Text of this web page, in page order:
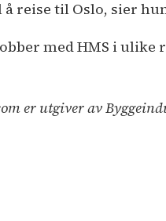
reise til Oslo, sier
med HMS i ulike
er utgiver av